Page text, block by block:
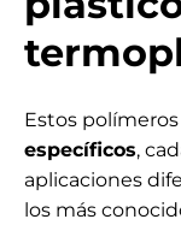
Estos
específicos,
aplicaciones
los más